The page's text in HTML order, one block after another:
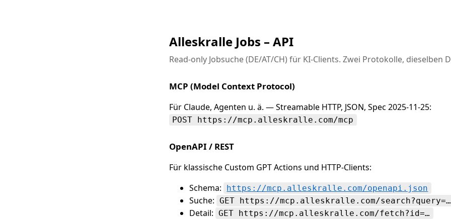
Alleskralle Jobs – API
Read-only Jobsuche (DE/AT/CH) für KI-Clients. Zwei Protokolle, dieselben
MCP (Model Context Protocol)
Für Claude, Agenten u. ä. — Streamable HTTP, JSON, Spec 2025-11-25:
POST https://mcp.alleskralle.com/mcp
OpenAPI / REST
Für klassische Custom GPT Actions und HTTP-Clients:
Schema:
https://mcp.alleskralle.com/openapi.json
Suche: GET https://mcp.alleskralle.com/search?query=…
Detail: GET https://mcp.alleskralle.com/fetch?id=…